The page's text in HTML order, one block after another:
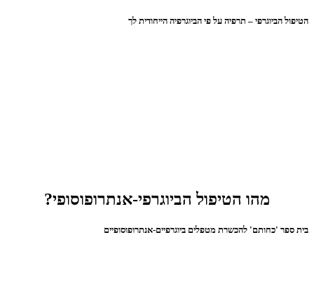
הטיפול הביוגרפי – תרפיה על פי הביוגרפיה הייחודית לך
מהו הטיפול הביוגרפי-אנתרופוסופי?
בית ספר 'כחותם' להכשרת מטפלים ביוגרפיים-אנתרופוסופיים